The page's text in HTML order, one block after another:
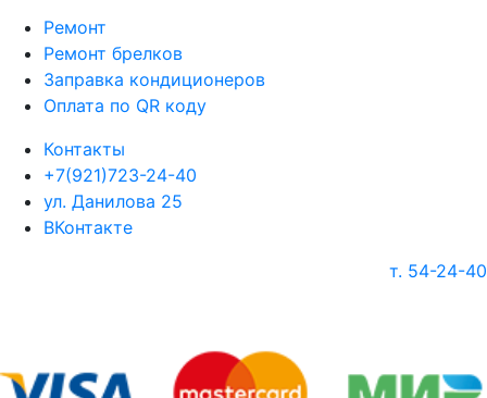
Ремонт
Ремонт брелков
Заправка кондиционеров
Оплата по QR коду
Контакты
+7(921)723-24-40
ул. Данилова 25
ВКонтакте
т. 54-24-40